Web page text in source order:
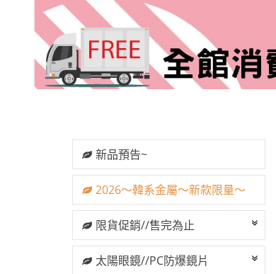
新品預告~
2026～韓系金屬～新款限量～
限貨促銷//售完為止
太陽眼鏡//PC防爆鏡片